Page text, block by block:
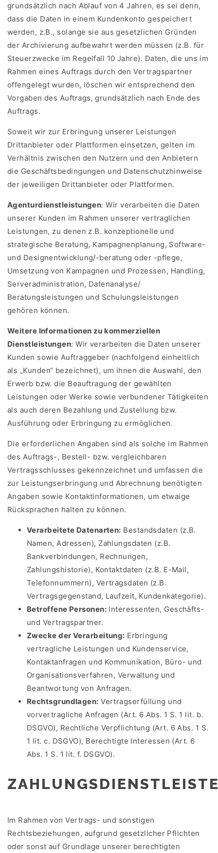
grundsätzlich nach Ablauf von 4 Jahren, es sei denn,
dass die Daten in einem Kundenkonto gespeichert
werden, z.B., solange sie aus gesetzlichen Gründen
der Archivierung aufbewahrt werden müssen (z.B. für
Steuerzwecke im Regelfall 10 Jahre). Daten, die uns im
Rahmen eines Auftrags durch den Vertragspartner
offengelegt wurden, löschen wir entsprechend den
Vorgaben des Auftrags, grundsätzlich nach Ende des
Auftrags.
Soweit wir zur Erbringung unserer Leistungen
Drittanbieter oder Plattformen einsetzen, gelten im
Verhältnis zwischen den Nutzern und den Anbietern
die Geschäftsbedingungen und Datenschutzhinweise
der jeweiligen Drittanbieter oder Plattformen.
Agenturdienstleistungen: Wir verarbeiten die Daten
unserer Kunden im Rahmen unserer vertraglichen
Leistungen, zu denen z.B. konzeptionelle und
strategische Beratung, Kampagnenplanung, Software-
und Designentwicklung/-beratung oder -pflege,
Umsetzung von Kampagnen und Prozessen, Handling,
Serveradministration, Datenanalyse/
Beratungsleistungen und Schulungsleistungen
gehören können.
Weitere Informationen zu kommerziellen
Dienstleistungen: Wir verarbeiten die Daten unserer
Kunden sowie Auftraggeber (nachfolgend einheitlich
als „Kunden“ bezeichnet), um ihnen die Auswahl, den
Erwerb bzw. die Beauftragung der gewählten
Leistungen oder Werke sowie verbundener Tätigkeiten
als auch deren Bezahlung und Zustellung bzw.
Ausführung oder Erbringung zu ermöglichen.
Die erforderlichen Angaben sind als solche im Rahmen
des Auftrags-, Bestell- bzw. vergleichbaren
Vertragsschlusses gekennzeichnet und umfassen die
zur Leistungserbringung und Abrechnung benötigten
Angaben sowie Kontaktinformationen, um etwaige
Rücksprachen halten zu können.
Verarbeitete Datenarten: Bestandsdaten (z.B.
Namen, Adressen), Zahlungsdaten (z.B.
Bankverbindungen, Rechnungen,
Zahlungshistorie), Kontaktdaten (z.B. E-Mail,
Telefonnummern), Vertragsdaten (z.B.
Vertragsgegenstand, Laufzeit, Kundenkategorie).
Betroffene Personen: Interessenten, Geschäfts-
und Vertragspartner.
Zwecke der Verarbeitung: Erbringung
vertragliche Leistungen und Kundenservice,
Kontaktanfragen und Kommunikation, Büro- und
Organisationsverfahren, Verwaltung und
Beantwortung von Anfragen.
Rechtsgrundlagen: Vertragserfüllung und
vorvertragliche Anfragen (Art. 6 Abs. 1 S. 1 lit. b.
DSGVO), Rechtliche Verpflichtung (Art. 6 Abs. 1 S.
1 lit. c. DSGVO), Berechtigte Interessen (Art. 6
Abs. 1 S. 1 lit. f. DSGVO).
Im Rahmen von Vertrags- und sonstigen
Rechtsbeziehungen, aufgrund gesetzlicher Pflichten
oder sonst auf Grundlage unserer berechtigten